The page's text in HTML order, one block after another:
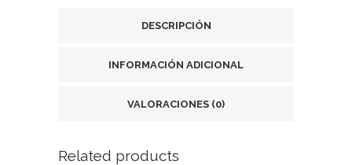
DESCRIPCIÓN
INFORMACIÓN ADICIONAL
VALORACIONES (0)
Related products